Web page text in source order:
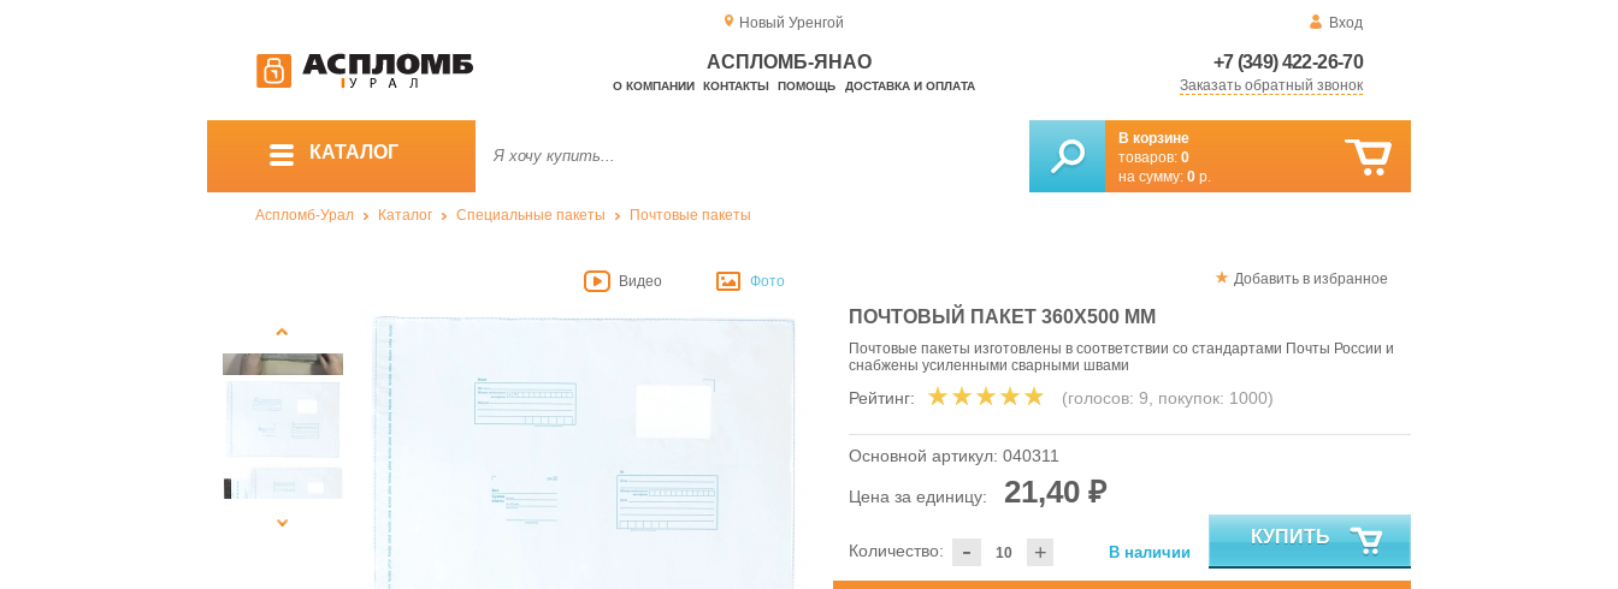
Новый Уренгой Вход
+7 (349) 422-26-70
Заказать обратный звонок
АСПЛОМБ-ЯНАО
О КОМПАНИИ КОНТАКТЫ ПОМОЩЬ ДОСТАВКА И ОПЛАТА
КАТАЛОГ
В корзине
товаров: 0
на сумму: 0 р.
Аспломб-Урал Каталог Специальные пакеты Почтовые пакеты
Добавить в избранное
ПОЧТОВЫЙ ПАКЕТ 360Х500 ММ
Почтовые пакеты изготовлены в соответствии со стандартами Почты России и
снабжены усиленными сварными швами
Рейтинг: (голосов: 9, покупок: 1000)
Основной артикул: 040311
Цена за единицу: 21,40 ₽
- +
Количество: В наличии
КУПИТЬ
Видео Фото